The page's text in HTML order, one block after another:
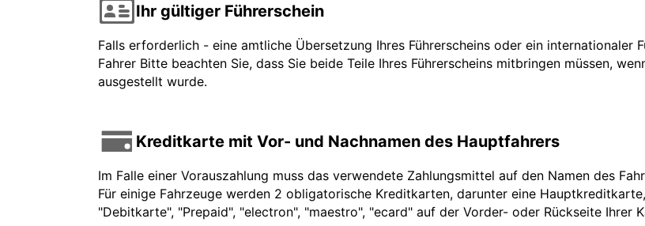
Ihr gültiger Führerschein
Falls erforderlich - eine amtliche Übersetzung Ihres Führerscheins oder ein internationaler
Fahrer Bitte beachten Sie, dass Sie beide Teile Ihres Führerscheins mitbringen müssen,
ausgestellt wurde.
Kreditkarte mit Vor- und Nachnamen des Hauptfahrers
Im Falle einer Vorauszahlung muss das verwendete Zahlungsmittel auf den Namen des
Für einige Fahrzeuge werden 2 obligatorische Kreditkarten, darunter eine
"Debitkarte", "Prepaid", "electron", "maestro", "ecard" auf der Vorder- oder Rückseite Ihrer